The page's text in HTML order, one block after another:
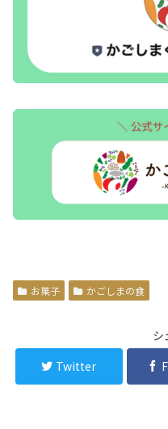
お菓子 かごしまの食
シ
Twitter